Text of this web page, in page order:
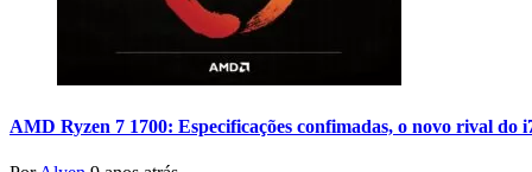
AMD Ryzen 7 1700: Especificações confimadas, o novo rival do